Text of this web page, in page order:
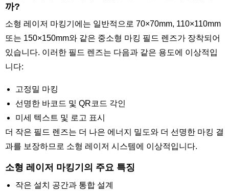
까?
소형 레이저 마킹기에는 일반적으로 70×70mm, 110×110mm
또는 150×150mm와 같은 중소형 마킹 필드 렌즈가 장착되어
있습니다. 이러한 필드 렌즈는 다음과 같은 용도에 이상적입
니다:
고정밀 마킹
선명한 바코드 및 QR코드 각인
미세 텍스트 및 로고 표시
더 작은 필드 렌즈는 더 나은 에너지 밀도와 더 선명한 마킹 결
과를 보장하므로 소형 레이저 시스템에 이상적입니다.
소형 레이저 마킹기의 주요 특징
작은 설치 공간과 통합 설계